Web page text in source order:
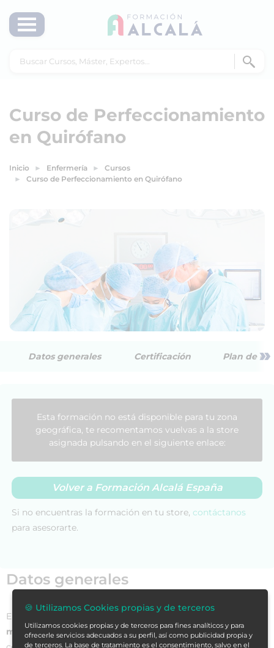
Curso de Perfeccionamiento
en Quirófano
Inicio Enfermería
Cursos
Curso de Perfeccionamiento en Quirófano
Datos generales Certificación Plan de »
Datos generales
El , por naturaleza, es compleja, incierta y
muy influenciada por los avancesde la ciencia, la
Esta formación no está disponible para tu zona
geográfica, te recomentamos vuelvas a la store
asignada pulsando en el siguiente enlace:
Volver a Formación Alcalá España
Si no encuentras la formación en tu store, contáctanos
para asesorarte.
🍪 Utilizamos Cookies propias y de terceros
Utilizamos cookies propias y de terceros para fines analíticos y para
ofrecerle servicios adecuados a su perfil, así como publicidad propia y
de terceros. La base de tratamiento es el consentimiento, salvo en el